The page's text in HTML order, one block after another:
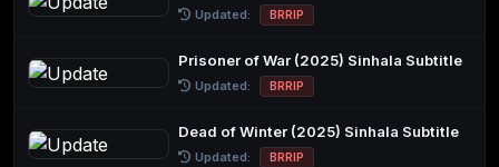
Updated: BRRIP
Prisoner of War (2025) Sinhala Subtitle
Updated: BRRIP
Dead of Winter (2025) Sinhala Subtitle
Updated: BRRIP